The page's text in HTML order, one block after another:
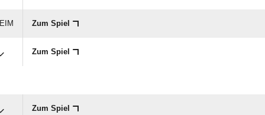
Zum Spiel
Zum Spiel
Zum Spiel